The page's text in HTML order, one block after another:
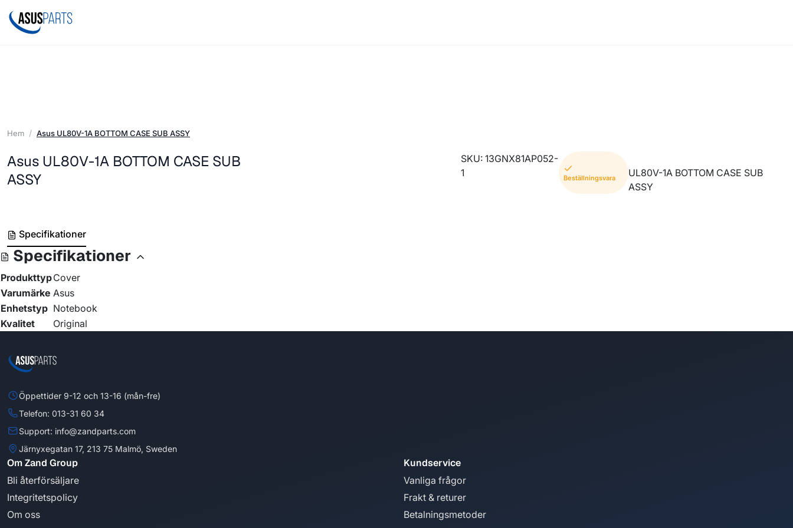
Hem Asus UL80V-1A BOTTOM CASE SUB ASSY
Asus UL80V-1A BOTTOM CASE SUB
ASSY
SKU: 13GNX81AP052-
1
Beställningsvara
UL80V-1A BOTTOM CASE SUB
ASSY
Specifikationer
Specifikationer
ProdukttypCover
Varumärke Asus
Enhetstyp Notebook
Kvalitet
Original
Öppettider 9-12 och 13-16 (mån-fre)
Telefon: 013-31 60 34
Support: info@zandparts.com
Järnyxegatan 17, 213 75 Malmö, Sweden
Om Zand Group
Bli återförsäljare
Integritetspolicy
Om oss
Kundservice
Vanliga frågor
Frakt & returer
Betalningsmetoder